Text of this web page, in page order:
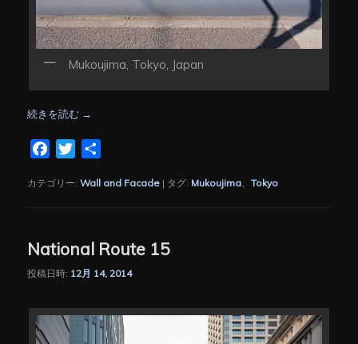
Mukoujima, Tokyo, Japan
続きを読む →
FacebookTwitter
カテゴリー: Wall and Facade | タグ: Mukoujima 、Tokyo
National Route 15
投稿日時: 12月 14, 2014